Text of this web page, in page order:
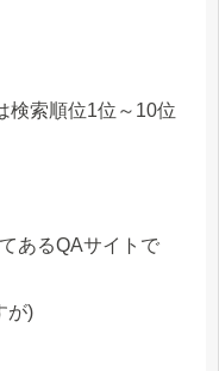
検索順位1位～10位
あるQAサイトで
が)